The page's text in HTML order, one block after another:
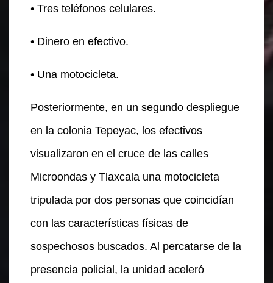
• Tres teléfonos celulares.
• Dinero en efectivo.
• Una motocicleta.
Posteriormente, en un segundo despliegue
en la colonia Tepeyac, los efectivos
visualizaron en el cruce de las calles
Microondas y Tlaxcala una motocicleta
tripulada por dos personas que coincidían
con las características físicas de
sospechosos buscados. Al percatarse de la
presencia policial, la unidad aceleró